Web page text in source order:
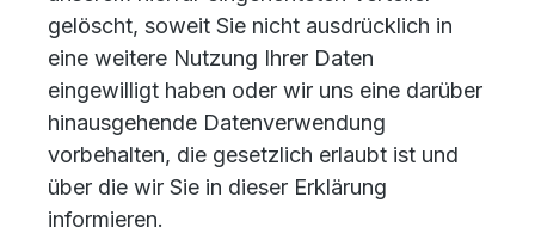
gelöscht, soweit Sie nicht ausdrücklich in
eine weitere Nutzung Ihrer Daten
eingewilligt haben oder wir uns eine darüber
hinausgehende Datenverwendung
vorbehalten, die gesetzlich erlaubt ist und
über die wir Sie in dieser Erklärung
informieren.